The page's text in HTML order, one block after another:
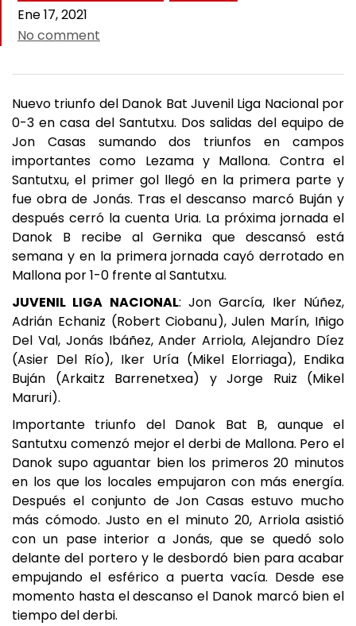
Ene 17, 2021
No comment
Nuevo triunfo del Danok Bat Juvenil Liga Nacional por
0-3 en casa del Santutxu. Dos salidas del equipo de
Jon Casas sumando dos triunfos en campos
importantes como Lezama y Mallona. Contra el
Santutxu, el primer gol llegó en la primera parte y
fue obra de Jonás. Tras el descanso marcó Buján y
después cerró la cuenta Uria. La próxima jornada el
Danok B recibe al Gernika que descansó está
semana y en la primera jornada cayó derrotado en
Mallona por 1-0 frente al Santutxu.
JUVENIL LIGA NACIONAL: Jon García, Iker Núñez,
Adrián Echaniz (Robert Ciobanu), Julen Marín, Iñigo
Del Val, Jonás Ibáñez, Ander Arriola, Alejandro Díez
(Asier Del Río), Iker Uría (Mikel Elorriaga), Endika
Buján (Arkaitz Barrenetxea) y Jorge Ruiz (Mikel
Maruri).
Importante triunfo del Danok Bat B, aunque el
Santutxu comenzó mejor el derbi de Mallona. Pero el
Danok supo aguantar bien los primeros 20 minutos
en los que los locales empujaron con más energía.
Después el conjunto de Jon Casas estuvo mucho
más cómodo. Justo en el minuto 20, Arriola asistió
con un pase interior a Jonás, que se quedó solo
delante del portero y le desbordó bien para acabar
empujando el esférico a puerta vacía. Desde ese
momento hasta el descanso el Danok marcó bien el
tiempo del derbi.